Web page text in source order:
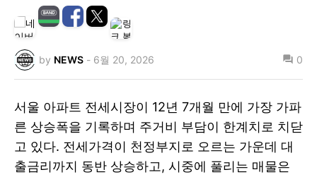
by NEWS - 6월 20, 2026 0
서울 아파트 전세시장이 12년 7개월 만에 가장 가파
른 상승폭을 기록하며 주거비 부담이 한계치로 치닫
고 있다. 전세가격이 천정부지로 오르는 가운데 대
출금리까지 동반 상승하고, 시중에 풀리는 매물은